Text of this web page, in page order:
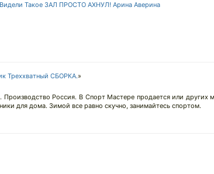
Такое ЗАЛ ПРОСТО АХНУЛ! Арина Аверина
Треххватный СБОРКА.»
Россия. В Спорт Мастере продается или других
для дома. Зимой все равно скучно, занимайтесь спортом.